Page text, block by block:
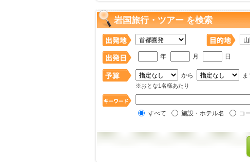
岩国旅行・ツアー を検索
年 月 日
から
※おとな1名様あたり
すべて 施設・ホテル名 コ